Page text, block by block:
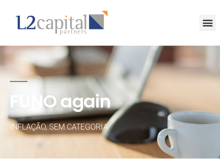
FUNO again
INFLAÇÃO,SEM CATEGORIA